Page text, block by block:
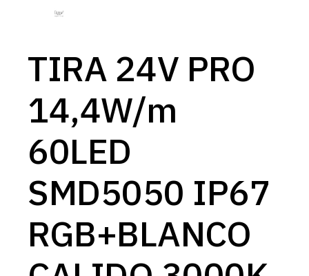
TIRA 24V PRO
14,4W/m
60LED
SMD5050 IP67
RGB+BLANCO